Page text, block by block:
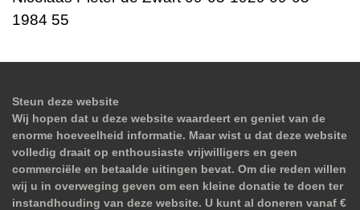
1984 55
Steun deze website
Wij hopen dat u deze website waardeert en geniet van de
enorme hoeveelheid informatie. Maar wist u dat deze website
volledig draait op enthousiaste vrijwilligers en geen
commerciële en betaalde uitingen bevat. Om die reden willen
wij u in overweging geven om een kleine donatie te doen ter
instandhouding van deze website. U kunt al doneren vanaf €